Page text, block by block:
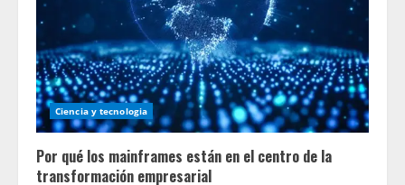
Ciencia y tecnologia
Por qué los mainframes están en el centro de la
transformación empresarial